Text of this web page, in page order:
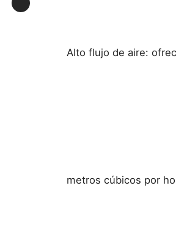
Contacto
Solicitar una cotización
Alto flujo de aire:
metros cúbicos por